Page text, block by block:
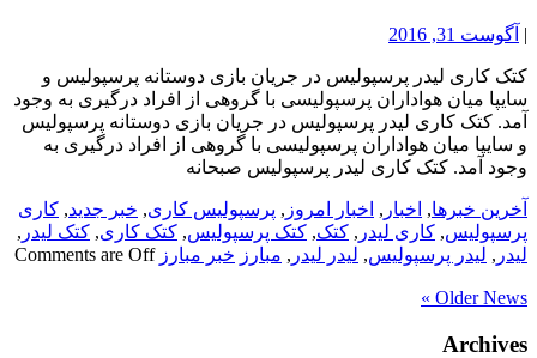
| آگوست 31, 2016
کتک کاری لیدر پرسپولیس در جریان بازی دوستانه پرسپولیس و
سایپا میان هواداران پرسپولیسی با گروهی از افراد درگیری به وجود
آمد. کتک کاری لیدر پرسپولیس در جریان بازی دوستانه پرسپولیس
و سایپا میان هواداران پرسپولیسی با گروهی از افراد درگیری به
وجود آمد. کتک کاری لیدر پرسپولیس صبحانه
آخرین خبرها, اخبار , اخبار امروز , پرسپولیس کاری, خبر جدید, کاری
پرسپولیس, کاری لیدر , کتک, کتک پرسپولیس, کتک کاری, کتک لیدر ,
لیدر , لیدر پرسپولیس, لیدر لیدر , مبارز خبر مبارز Comments are Off
Older News »
Archives